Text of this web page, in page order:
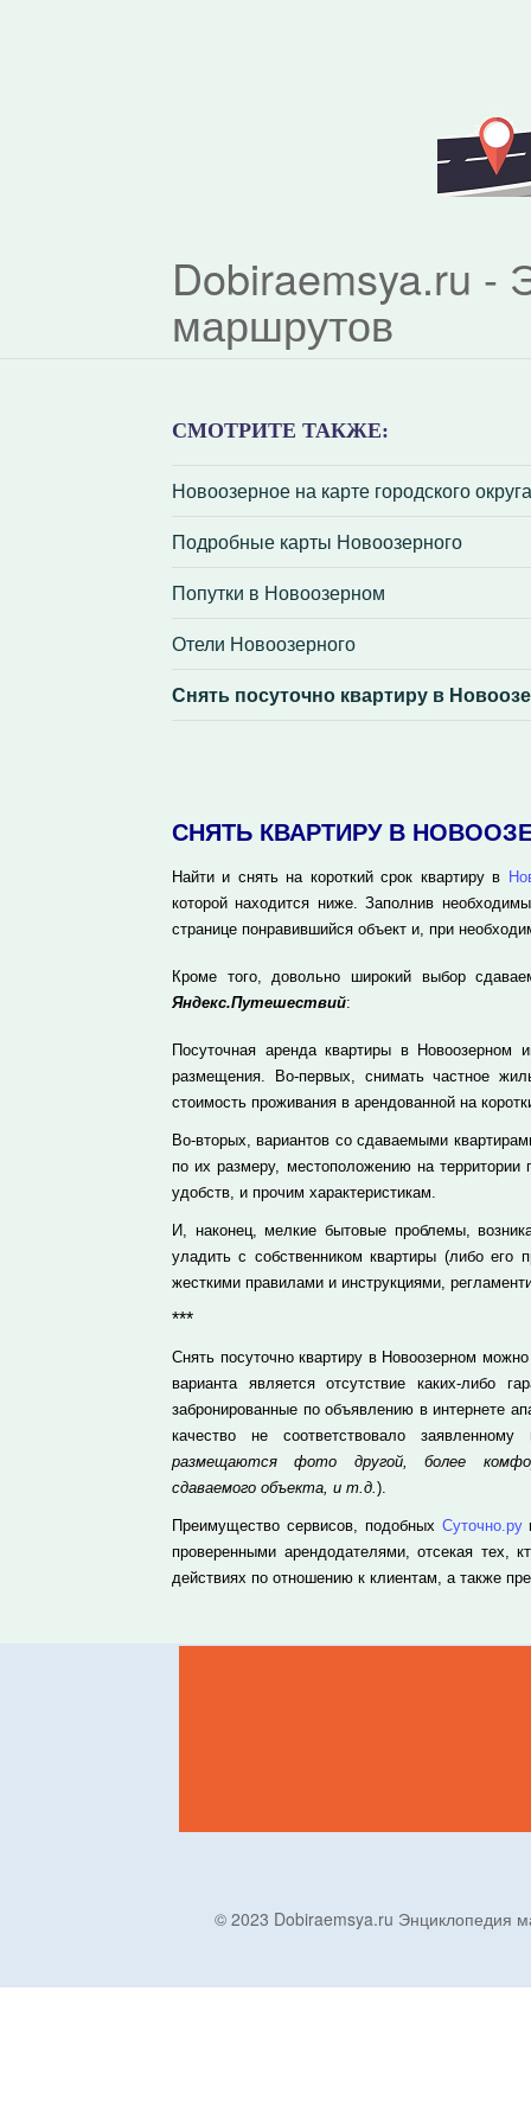
Dobiraemsya.ru -
маршрутов
СМОТРИТЕ ТАКЖЕ:
Новоозерное на карте городского
Подробные карты Новоозерного
Попутки в Новоозерном
Отели Новоозерного
Снять посуточно квартиру в
СНЯТЬ КВАРТИРУ В
Найти и снять на короткий срок квартиру в
которой находится ниже. Заполнив
странице понравившийся объект и, при
Кроме того, довольно широкий выбор
Яндекс.Путешествий:
Посуточная аренда квартиры в
размещения. Во-первых, снимать частное
стоимость проживания в арендованной на
Во-вторых, вариантов со сдаваемыми
по их размеру, местоположению на территории
удобств, и прочим характеристикам.
И, наконец, мелкие бытовые проблемы,
уладить с собственником квартиры (либо его
жесткими правилами и инструкциями,
***
Снять посуточно квартиру в Новоозерном
варианта является отсутствие каких-либо
забронированные по объявлению в интернете
качество не соответствовало
размещаются фото другой, более
сдаваемого объекта, и т.д.).
Преимущество сервисов, подобных Суточно.ру
проверенными арендодателями, отсекая тех,
действиях по отношению к клиентам, а также
© 2023 Dobiraemsya.ru